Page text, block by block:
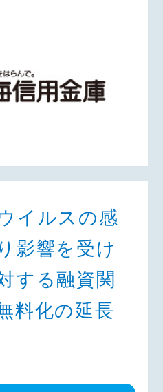
イルスの感
影響を受け
する融資関
料化の延長